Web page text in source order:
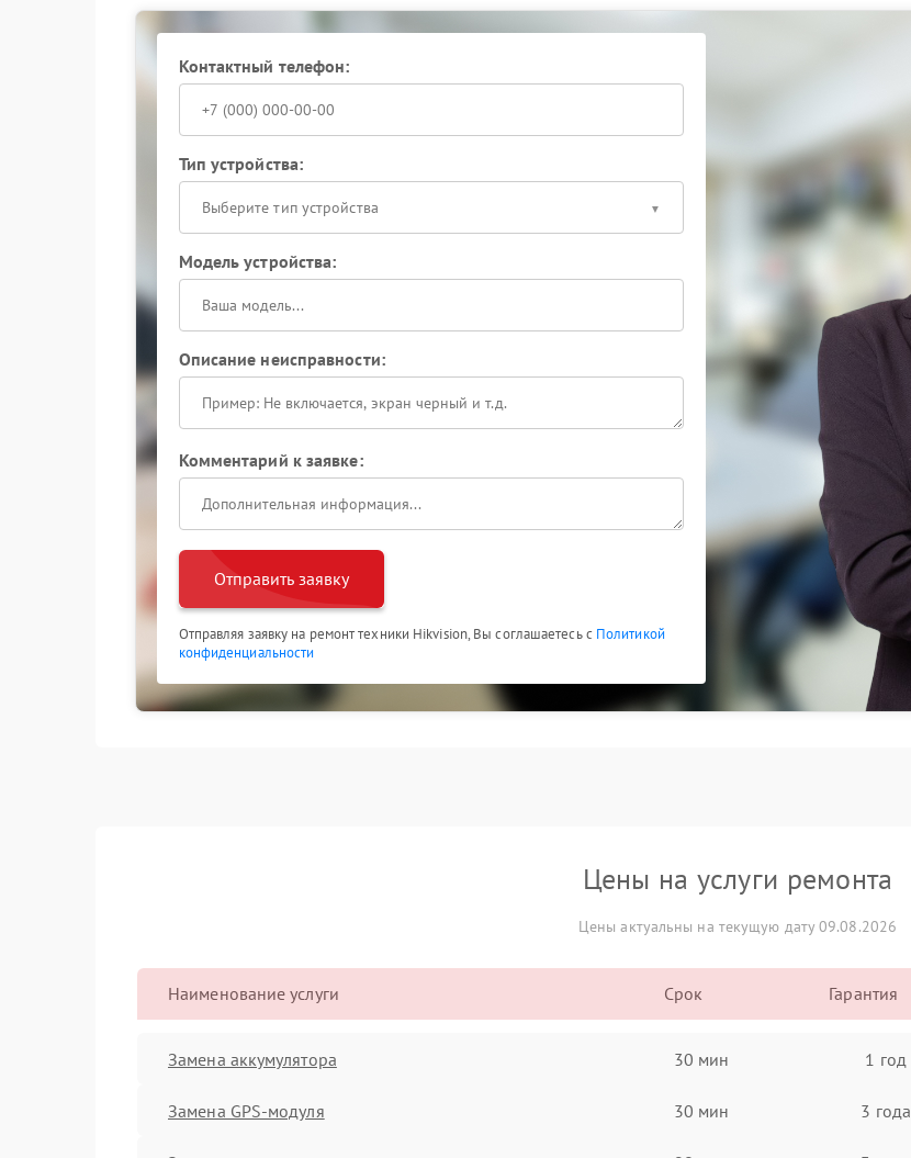
Контактный телефон:
Тип устройства:
Выберите тип устройства
Модель устройства:
Описание неисправности:
Комментарий к заявке:
Отправить заявку
Отправляя заявку на ремонт техники Hikvision, Вы соглашаетесь с Политикой
конфиденциальности
Цены на услуги ремонта
Цены актуальны на текущую дату 09.08.2026
Наименование услуги Срок Гарантия
Замена аккумулятора 30 мин 1 год
Замена GPS-модуля 30 мин 3 года